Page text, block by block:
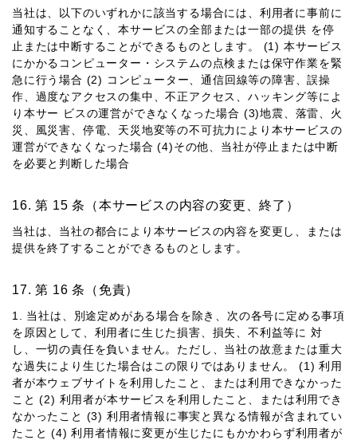
当社は、以下のいずれかに該当する場合には、利⽤者に事前に
通知することなく、本サービスの全部または⼀部の提供 を停
⽌または中断することができるものとします。 (1) 本サービス
にかかるコンピューター・システムの点検または保守作業を緊
急に⾏う場合 (2) コンピューター、通信回線等の障害、誤操
作、過度なアクセスの集中、不正アクセス、ハッキング等によ
り本サー ビスの運営ができなくなった場合 (3)地震、落雷、⽕
災、⾵災害、停電、天災地変等の不可抗⼒により本サービスの
運営ができなくなった場合 (4)その他、当社が停⽌または中断
を必要と判断した場合
第 15 条（本サービスの内容の変更、終了）
当社は、当社の都合により本サービスの内容を変更し、または
提供を終了することができるものとします。
第 16 条（免責）
1. 当社は、別途定めがある場合を除き、次の各号に定める事項
を原因として、利⽤者に⽣じた損害、損失、不利益等に 対
し、⼀切の責任を負いません。ただし、当社の故意または重⼤
な過失により⽣じた場合はこの限りではありません。 (1) 利⽤
者が本ウェブサイトを利⽤したこと、または利⽤できなかった
こと (2) 利⽤者が本サービスを利⽤したこと、または利⽤でき
なかったこと (3) 利⽤者情報に事実と異なる情報が含まれてい
たこと (4) 利⽤者情報に変更が⽣じたにもかかわらず利⽤者が